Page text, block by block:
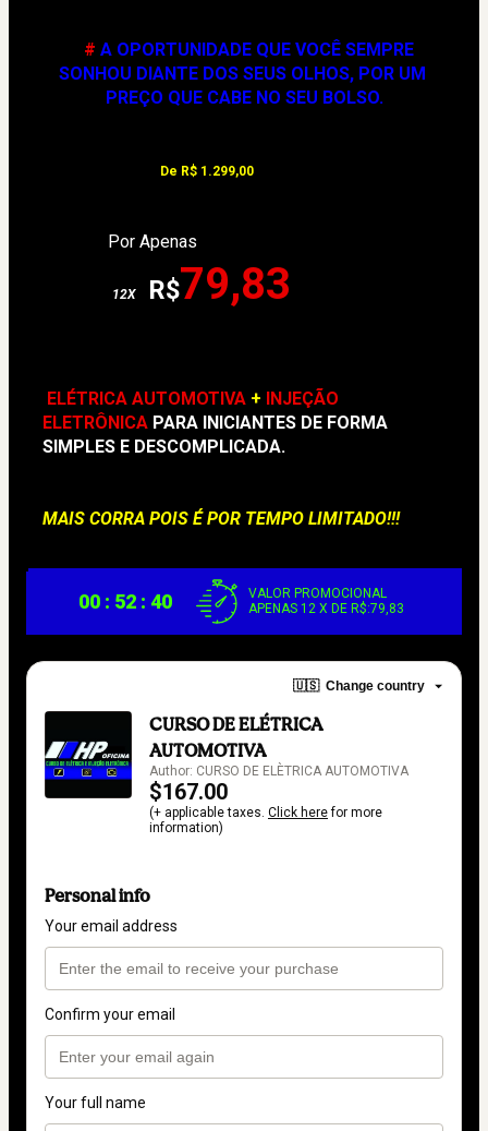
# A OPORTUNIDADE QUE VOCÊ SEMPRE
SONHOU DIANTE DOS SEUS OLHOS, POR UM
PREÇO QUE CABE NO SEU BOLSO.
De R$ 1.299,00
               Por Apenas
    12X
R$79,83
ELÉTRICA AUTOMOTIVA + INJEÇÃO
ELETRÔNICA PARA INICIANTES DE FORMA
SIMPLES E DESCOMPLICADA.
MAIS CORRA POIS É POR TEMPO LIMITADO!!!
00 : 52 : 39
VALOR PROMOCIONAL
APENAS 12 X DE R$:79,83
🇺🇸 Change country
CURSO DE ELÉTRICA
AUTOMOTIVA
Author: CURSO DE ELÈTRICA AUTOMOTIVA
$167.00
(+ applicable taxes. Click herefor more
information)
Personal info
Your email address
Confirm your email
Your full name